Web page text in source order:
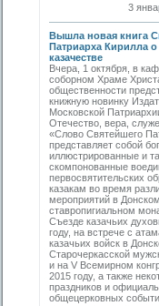
3
Вышла новая книга
Патриарха Кирилла о
казачестве
Вчера, 1 октября, в
соборном Храме
общественности
книжную новинку
Московской
Отечество, вера,
«Слово Святейшего
представляет собой
иллюстрированные и
скомпонованные
первосвятительских
казакам во время
мероприятий в Донском
ставропигиальном
Съезде казачьих
году, на встрече с
казачьих войск в
Старочеркасской
и на V Всемирном
2015 году, а также
праздников и
общецерковных